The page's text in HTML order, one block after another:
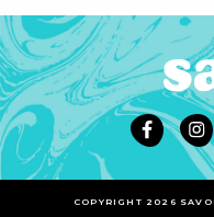
COPYRIGHT 2026